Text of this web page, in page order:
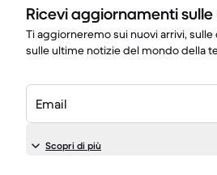
Ricevi aggiornamenti
Ti aggiorneremo sui nuovi arrivi,
sulle ultime notizie del mondo della
Email
Scopri di più